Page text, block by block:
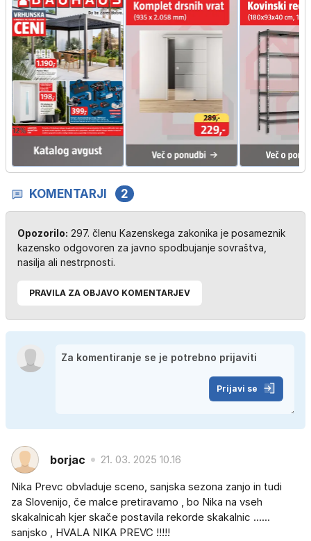
KOMENTARJI 2
Opozorilo: 297. členu Kazenskega zakonika je posameznik
kazensko odgovoren za javno spodbujanje sovraštva,
nasilja ali nestrpnosti.
PRAVILA ZA OBJAVO KOMENTARJEV
Prijavi se
borjac 21. 03. 2025 10.16
Nika Prevc obvladuje sceno, sanjska sezona zanjo in tudi
za Slovenijo, če malce pretiravamo , bo Nika na vseh
skakalnicah kjer skače postavila rekorde skakalnic ......
sanjsko , HVALA NIKA PREVC !!!!!